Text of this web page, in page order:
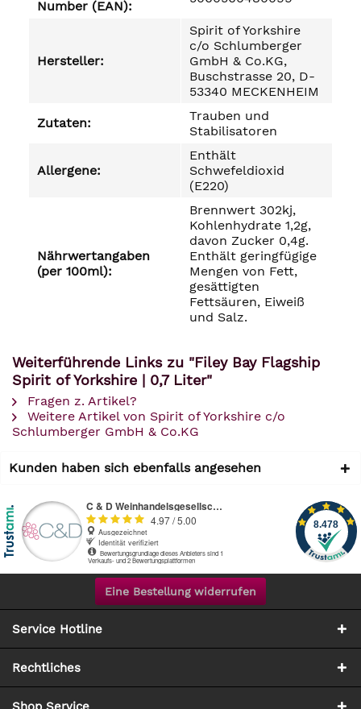
Number (EAN):
Hersteller:
Spirit of Yorkshire
c/o Schlumberger
GmbH & Co.KG,
Buschstrasse 20, D-
53340 MECKENHEIM
Zutaten:
Trauben und
Stabilisatoren
Allergene:
Enthält
Schwefeldioxid
(E220)
Nährwertangaben
(per 100ml):
Brennwert 302kj,
Kohlenhydrate 1,2g,
davon Zucker 0,4g.
Enthält geringfügige
Mengen von Fett,
gesättigten
Fettsäuren, Eiweiß
und Salz.
Weiterführende Links zu "Filey Bay Flagship
Spirit of Yorkshire | 0,7 Liter"
Fragen z. Artikel?
Weitere Artikel von Spirit of Yorkshire c/o
Schlumberger GmbH & Co.KG
Kunden haben sich ebenfalls angesehen
Eine Bestellung widerrufen
Service Hotline
Rechtliches